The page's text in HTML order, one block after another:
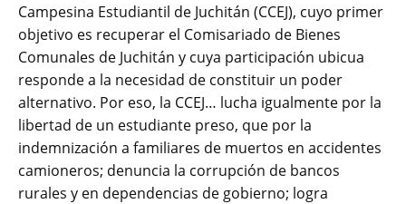
Campesina Estudiantil de Juchitán (CCEJ), cuyo primer
objetivo es recuperar el Comisariado de Bienes
Comunales de Juchitán y cuya participación ubicua
responde a la necesidad de constituir un poder
alternativo. Por eso, la CCEJ… lucha igualmente por la
libertad de un estudiante preso, que por la
indemnización a familiares de muertos en accidentes
camioneros; denuncia la corrupción de bancos
rurales y en dependencias de gobierno; logra